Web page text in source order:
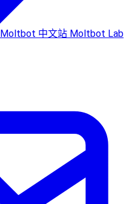
Moltbot 中文站 Moltbot Lab